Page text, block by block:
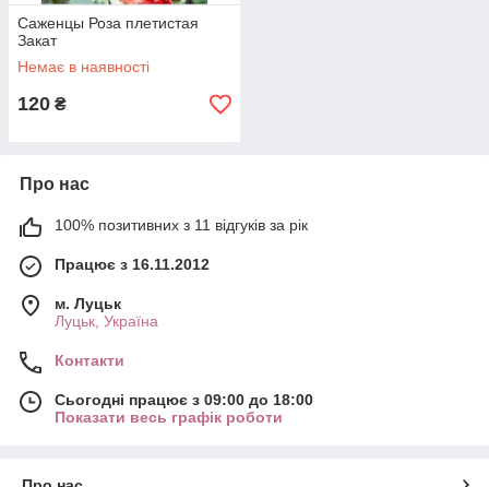
Саженцы Роза плетистая
Закат
Немає в наявності
120 ₴
Про нас
100% позитивних з 11 відгуків за рік
Працює з 16.11.2012
м. Луцьк
Луцьк, Україна
Контакти
Сьогодні працює з 09:00 до 18:00
Показати весь графік роботи